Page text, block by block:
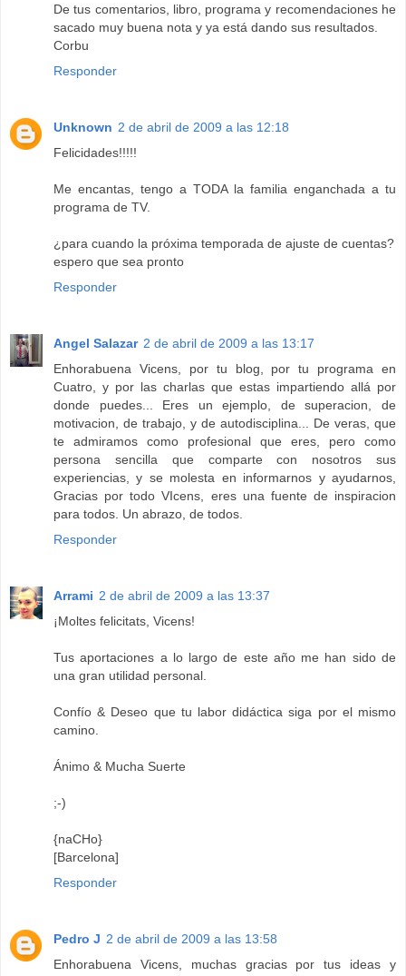
De tus comentarios, libro, programa y recomendaciones he
sacado muy buena nota y ya está dando sus resultados.
Corbu
Responder
Unknown 2 de abril de 2009 a las 12:18
Felicidades!!!!!
Me encantas, tengo a TODA la familia enganchada a tu
programa de TV.
¿para cuando la próxima temporada de ajuste de cuentas?
espero que sea pronto
Responder
Angel Salazar 2 de abril de 2009 a las 13:17
Enhorabuena Vicens, por tu blog, por tu programa en
Cuatro, y por las charlas que estas impartiendo allá por
donde puedes... Eres un ejemplo, de superacion, de
motivacion, de trabajo, y de autodisciplina... De veras, que
te admiramos como profesional que eres, pero como
persona sencilla que comparte con nosotros sus
experiencias, y se molesta en informarnos y ayudarnos,
Gracias por todo VIcens, eres una fuente de inspiracion
para todos. Un abrazo, de todos.
Responder
Arrami 2 de abril de 2009 a las 13:37
¡Moltes felicitats, Vicens!
Tus aportaciones a lo largo de este año me han sido de
una gran utilidad personal.
Confío & Deseo que tu labor didáctica siga por el mismo
camino.
Ánimo & Mucha Suerte
;-)
{naCHo}
[Barcelona]
Responder
Pedro J 2 de abril de 2009 a las 13:58
Enhorabuena Vicens, muchas gracias por tus ideas y